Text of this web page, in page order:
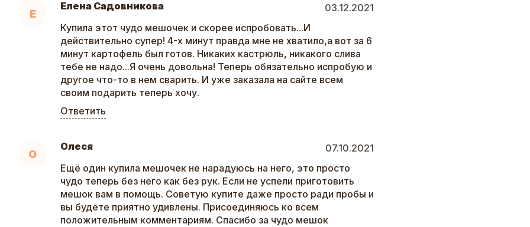
Е
Елена Садовникова
03.12.2021
Купила этот чудо мешочек и скорее испробовать...И
действительно супер! 4-х минут правда мне не хватило,а вот за 6
минут картофель был готов. Никаких кастрюль, никакого слива
тебе не надо...Я очень довольна! Теперь обязательно испробую и
другое что-то в нем сварить. И уже заказала на сайте всем
своим подарить теперь хочу.
Ответить
О
Олеся
07.10.2021
Ещё один купила мешочек не нарадуюсь на него, это просто
чудо теперь без него как без рук. Если не успели приготовить
мешок вам в помощь. Советую купите даже просто ради пробы и
вы будете приятно удивлены. Присоединяюсь ко всем
положительным комментариям. Спасибо за чудо мешок